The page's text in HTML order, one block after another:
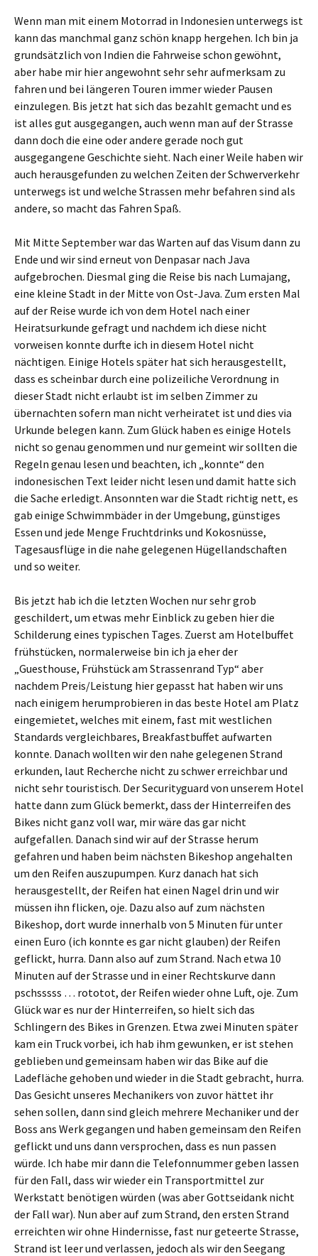
Wenn man mit einem Motorrad in Indonesien unterwegs ist
kann das manchmal ganz schön knapp hergehen. Ich bin ja
grundsätzlich von Indien die Fahrweise schon gewöhnt,
aber habe mir hier angewohnt sehr sehr aufmerksam zu
fahren und bei längeren Touren immer wieder Pausen
einzulegen. Bis jetzt hat sich das bezahlt gemacht und es
ist alles gut ausgegangen, auch wenn man auf der Strasse
dann doch die eine oder andere gerade noch gut
ausgegangene Geschichte sieht. Nach einer Weile haben wir
auch herausgefunden zu welchen Zeiten der Schwerverkehr
unterwegs ist und welche Strassen mehr befahren sind als
andere, so macht das Fahren Spaß.
Mit Mitte September war das Warten auf das Visum dann zu
Ende und wir sind erneut von Denpasar nach Java
aufgebrochen. Diesmal ging die Reise bis nach Lumajang,
eine kleine Stadt in der Mitte von Ost-Java. Zum ersten Mal
auf der Reise wurde ich von dem Hotel nach einer
Heiratsurkunde gefragt und nachdem ich diese nicht
vorweisen konnte durfte ich in diesem Hotel nicht
nächtigen. Einige Hotels später hat sich herausgestellt,
dass es scheinbar durch eine polizeiliche Verordnung in
dieser Stadt nicht erlaubt ist im selben Zimmer zu
übernachten sofern man nicht verheiratet ist und dies via
Urkunde belegen kann. Zum Glück haben es einige Hotels
nicht so genau genommen und nur gemeint wir sollten die
Regeln genau lesen und beachten, ich „konnte“ den
indonesischen Text leider nicht lesen und damit hatte sich
die Sache erledigt. Ansonnten war die Stadt richtig nett, es
gab einige Schwimmbäder in der Umgebung, günstiges
Essen und jede Menge Fruchtdrinks und Kokosnüsse,
Tagesausflüge in die nahe gelegenen Hügellandschaften
und so weiter.
Bis jetzt hab ich die letzten Wochen nur sehr grob
geschildert, um etwas mehr Einblick zu geben hier die
Schilderung eines typischen Tages. Zuerst am Hotelbuffet
frühstücken, normalerweise bin ich ja eher der
„Guesthouse, Frühstück am Strassenrand Typ“ aber
nachdem Preis/Leistung hier gepasst hat haben wir uns
nach einigem herumprobieren in das beste Hotel am Platz
eingemietet, welches mit einem, fast mit westlichen
Standards vergleichbares, Breakfastbuffet aufwarten
konnte. Danach wollten wir den nahe gelegenen Strand
erkunden, laut Recherche nicht zu schwer erreichbar und
nicht sehr touristisch. Der Securityguard von unserem Hotel
hatte dann zum Glück bemerkt, dass der Hinterreifen des
Bikes nicht ganz voll war, mir wäre das gar nicht
aufgefallen. Danach sind wir auf der Strasse herum
gefahren und haben beim nächsten Bikeshop angehalten
um den Reifen auszupumpen. Kurz danach hat sich
herausgestellt, der Reifen hat einen Nagel drin und wir
müssen ihn flicken, oje. Dazu also auf zum nächsten
Bikeshop, dort wurde innerhalb von 5 Minuten für unter
einen Euro (ich konnte es gar nicht glauben) der Reifen
geflickt, hurra. Dann also auf zum Strand. Nach etwa 10
Minuten auf der Strasse und in einer Rechtskurve dann
pschsssss … rototot, der Reifen wieder ohne Luft, oje. Zum
Glück war es nur der Hinterreifen, so hielt sich das
Schlingern des Bikes in Grenzen. Etwa zwei Minuten später
kam ein Truck vorbei, ich hab ihm gewunken, er ist stehen
geblieben und gemeinsam haben wir das Bike auf die
Ladefläche gehoben und wieder in die Stadt gebracht, hurra.
Das Gesicht unseres Mechanikers von zuvor hättet ihr
sehen sollen, dann sind gleich mehrere Mechaniker und der
Boss ans Werk gegangen und haben gemeinsam den Reifen
geflickt und uns dann versprochen, dass es nun passen
würde. Ich habe mir dann die Telefonnummer geben lassen
für den Fall, dass wir wieder ein Transportmittel zur
Werkstatt benötigen würden (was aber Gottseidank nicht
der Fall war). Nun aber auf zum Strand, den ersten Strand
erreichten wir ohne Hindernisse, fast nur geteerte Strasse,
Strand ist leer und verlassen, jedoch als wir den Seegang